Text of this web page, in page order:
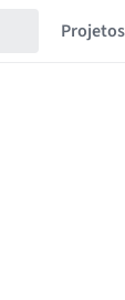
Projetos